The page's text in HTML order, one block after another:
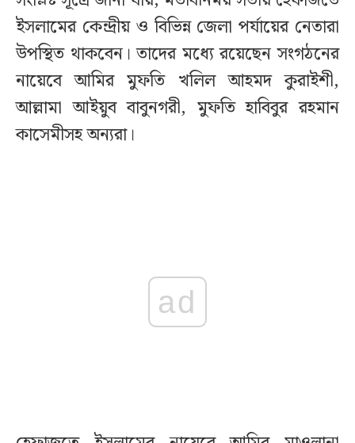
ইসলামের কেন্দ্রীয় ও বিভিন্ন জেলা পর্যায়ের নেতারা
উপস্থিত থাকবেন। তাদের মধ্যে রয়েছেন সংগঠনের
নায়েবে আমির মুফতি খলিল আহমদ কুরাইশী,
আল্লামা আইয়ুব বাবুনগরী, মুফতি হাবিবুর রহমান
কাসেমীসহ অন্যরা।
ad